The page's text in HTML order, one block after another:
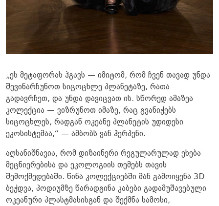
„ეს მეტაფორას ჰგავს — იმიტომ, რომ ჩვენ თავად უნდა
შევინარჩუნოთ სიცოცხლე პლანეტაზე, რათა
გადავრჩეთ, და უნდა დავიცვათ ის. სწორედ ამაზეა
კოლექცია — ვიზრუნოთ იმაზე, რაც გვანიჭებს
სიცოცხლეს, რადგან ოკეანე პლანეტის უდიდესი
ეკოსისტემაა,“ — ამბობს ვან ჰერპენი.
აღსანიშნავია, რომ დიზაინერი რეგულარულად ეხება
მეცნიერებისა და ეკოლოგიის თემებს თავის
შემოქმედებაში. წინა კოლექციებში მან გამოიყენა 3D
ბეჭდვა, პოდიუმზე წარადგინა კაბები გადამუშავებული
ოკეანური პლასტმასისგან და შექმნა სამოსი,